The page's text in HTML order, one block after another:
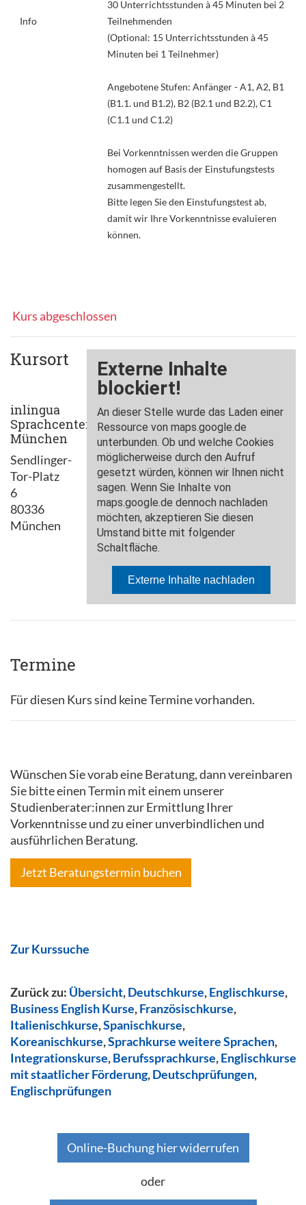
Info
30 Unterrichtsstunden à 45 Minuten bei 2
Teilnehmenden
(Optional: 15 Unterrichtsstunden à 45
Minuten bei 1 Teilnehmer)
Angebotene Stufen: Anfänger - A1, A2, B1
(B1.1. und B1.2), B2 (B2.1 und B2.2), C1
(C1.1 und C1.2)
Bei Vorkenntnissen werden die Gruppen
homogen auf Basis der Einstufungstests
zusammengestellt.
Bitte legen Sie den Einstufungstest ab,
damit wir Ihre Vorkenntnisse evaluieren
können.
Kurs abgeschlossen
Kursort
inlingua
Sprachcenter
München
Sendlinger-
Tor-Platz
6
80336
München
Termine
Für diesen Kurs sind keine Termine vorhanden.
Wünschen Sie vorab eine Beratung, dann vereinbaren
Sie bitte einen Termin mit einem unserer
Studienberater:innen zur Ermittlung Ihrer
Vorkenntnisse und zu einer unverbindlichen und
ausführlichen Beratung.
Jetzt Beratungstermin buchen
Zur Kurssuche
Zurück zu: Übersicht,Deutschkurse,Englischkurse,
Business English Kurse,Französischkurse,
Italienischkurse,Spanischkurse,
Koreanischkurse,Sprachkurse weitere Sprachen,
Integrationskurse,Berufssprachkurse,Englischkurse
mit staatlicher Förderung,Deutschprüfungen,
Englischprüfungen
Online-Buchung hier widerrufen
oder